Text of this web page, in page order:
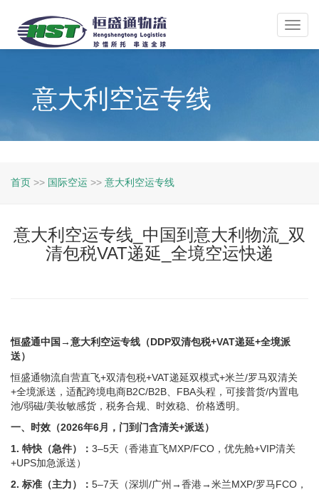
意大利空运专线
首页 >> 国际空运 >> 意大利空运专线
意大利空运专线_中国到意大利物流_双
清包税VAT递延_全境空运快递
恒盛通中国→意大利空运专线（DDP双清包税+VAT递延+全境派
送）
恒盛通物流自营直飞+双清包税+VAT递延双模式+米兰/罗马双清关
+全境派送，适配跨境电商B2C/B2B、FBA头程，可接普货/内置电
池/弱磁/美妆敏感货，税务合规、时效稳、价格透明。
一、时效（2026年6月，门到门含清关+派送）
1. 特快（急件）： 3–5天（香港直飞MXP/FCO，优先舱+VIP清关
+UPS加急派送）
2. 标准（主力）： 5–7天（深圳/广州→香港→米兰MXP/罗马FCO，